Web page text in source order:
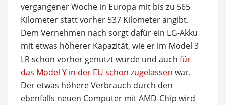
vergangener Woche in Europa mit bis zu 565
Kilometer statt vorher 537 Kilometer angibt.
Dem Vernehmen nach sorgt dafür ein LG-Akku
mit etwas höherer Kapazität, wie er im Model 3
LR schon vorher genutzt wurde und auch für
das Model Y in der EU schon zugelassen war.
Der etwas höhere Verbrauch durch den
ebenfalls neuen Computer mit AMD-Chip wird